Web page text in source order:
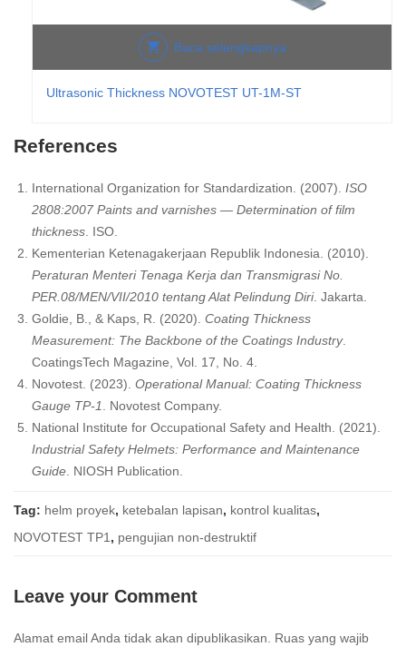
Baca selengkapnya
Ultrasonic Thickness NOVOTEST UT-1M-ST
References
International Organization for Standardization. (2007). ISO
2808:2007 Paints and varnishes — Determination of film
thickness . ISO.
Kementerian Ketenagakerjaan Republik Indonesia. (2010).
Peraturan Menteri Tenaga Kerja dan Transmigrasi No.
PER.08/MEN/VII/2010 tentang Alat Pelindung Diri. Jakarta.
Goldie, B., & Kaps, R. (2020). Coating Thickness
Measurement: The Backbone of the Coatings Industry.
CoatingsTech Magazine, Vol. 17, No. 4.
Novotest. (2023). Operational Manual: Coating Thickness
Gauge TP-1
. Novotest Company.
National Institute for Occupational Safety and Health. (2021).
Industrial Safety Helmets: Performance and Maintenance
Guide . NIOSH Publication.
Tag: helm proyek, ketebalan lapisan, kontrol kualitas,
NOVOTEST TP1 , pengujian non-destruktif
Leave your Comment
Alamat email Anda tidak akan dipublikasikan.
Ruas yang wajib